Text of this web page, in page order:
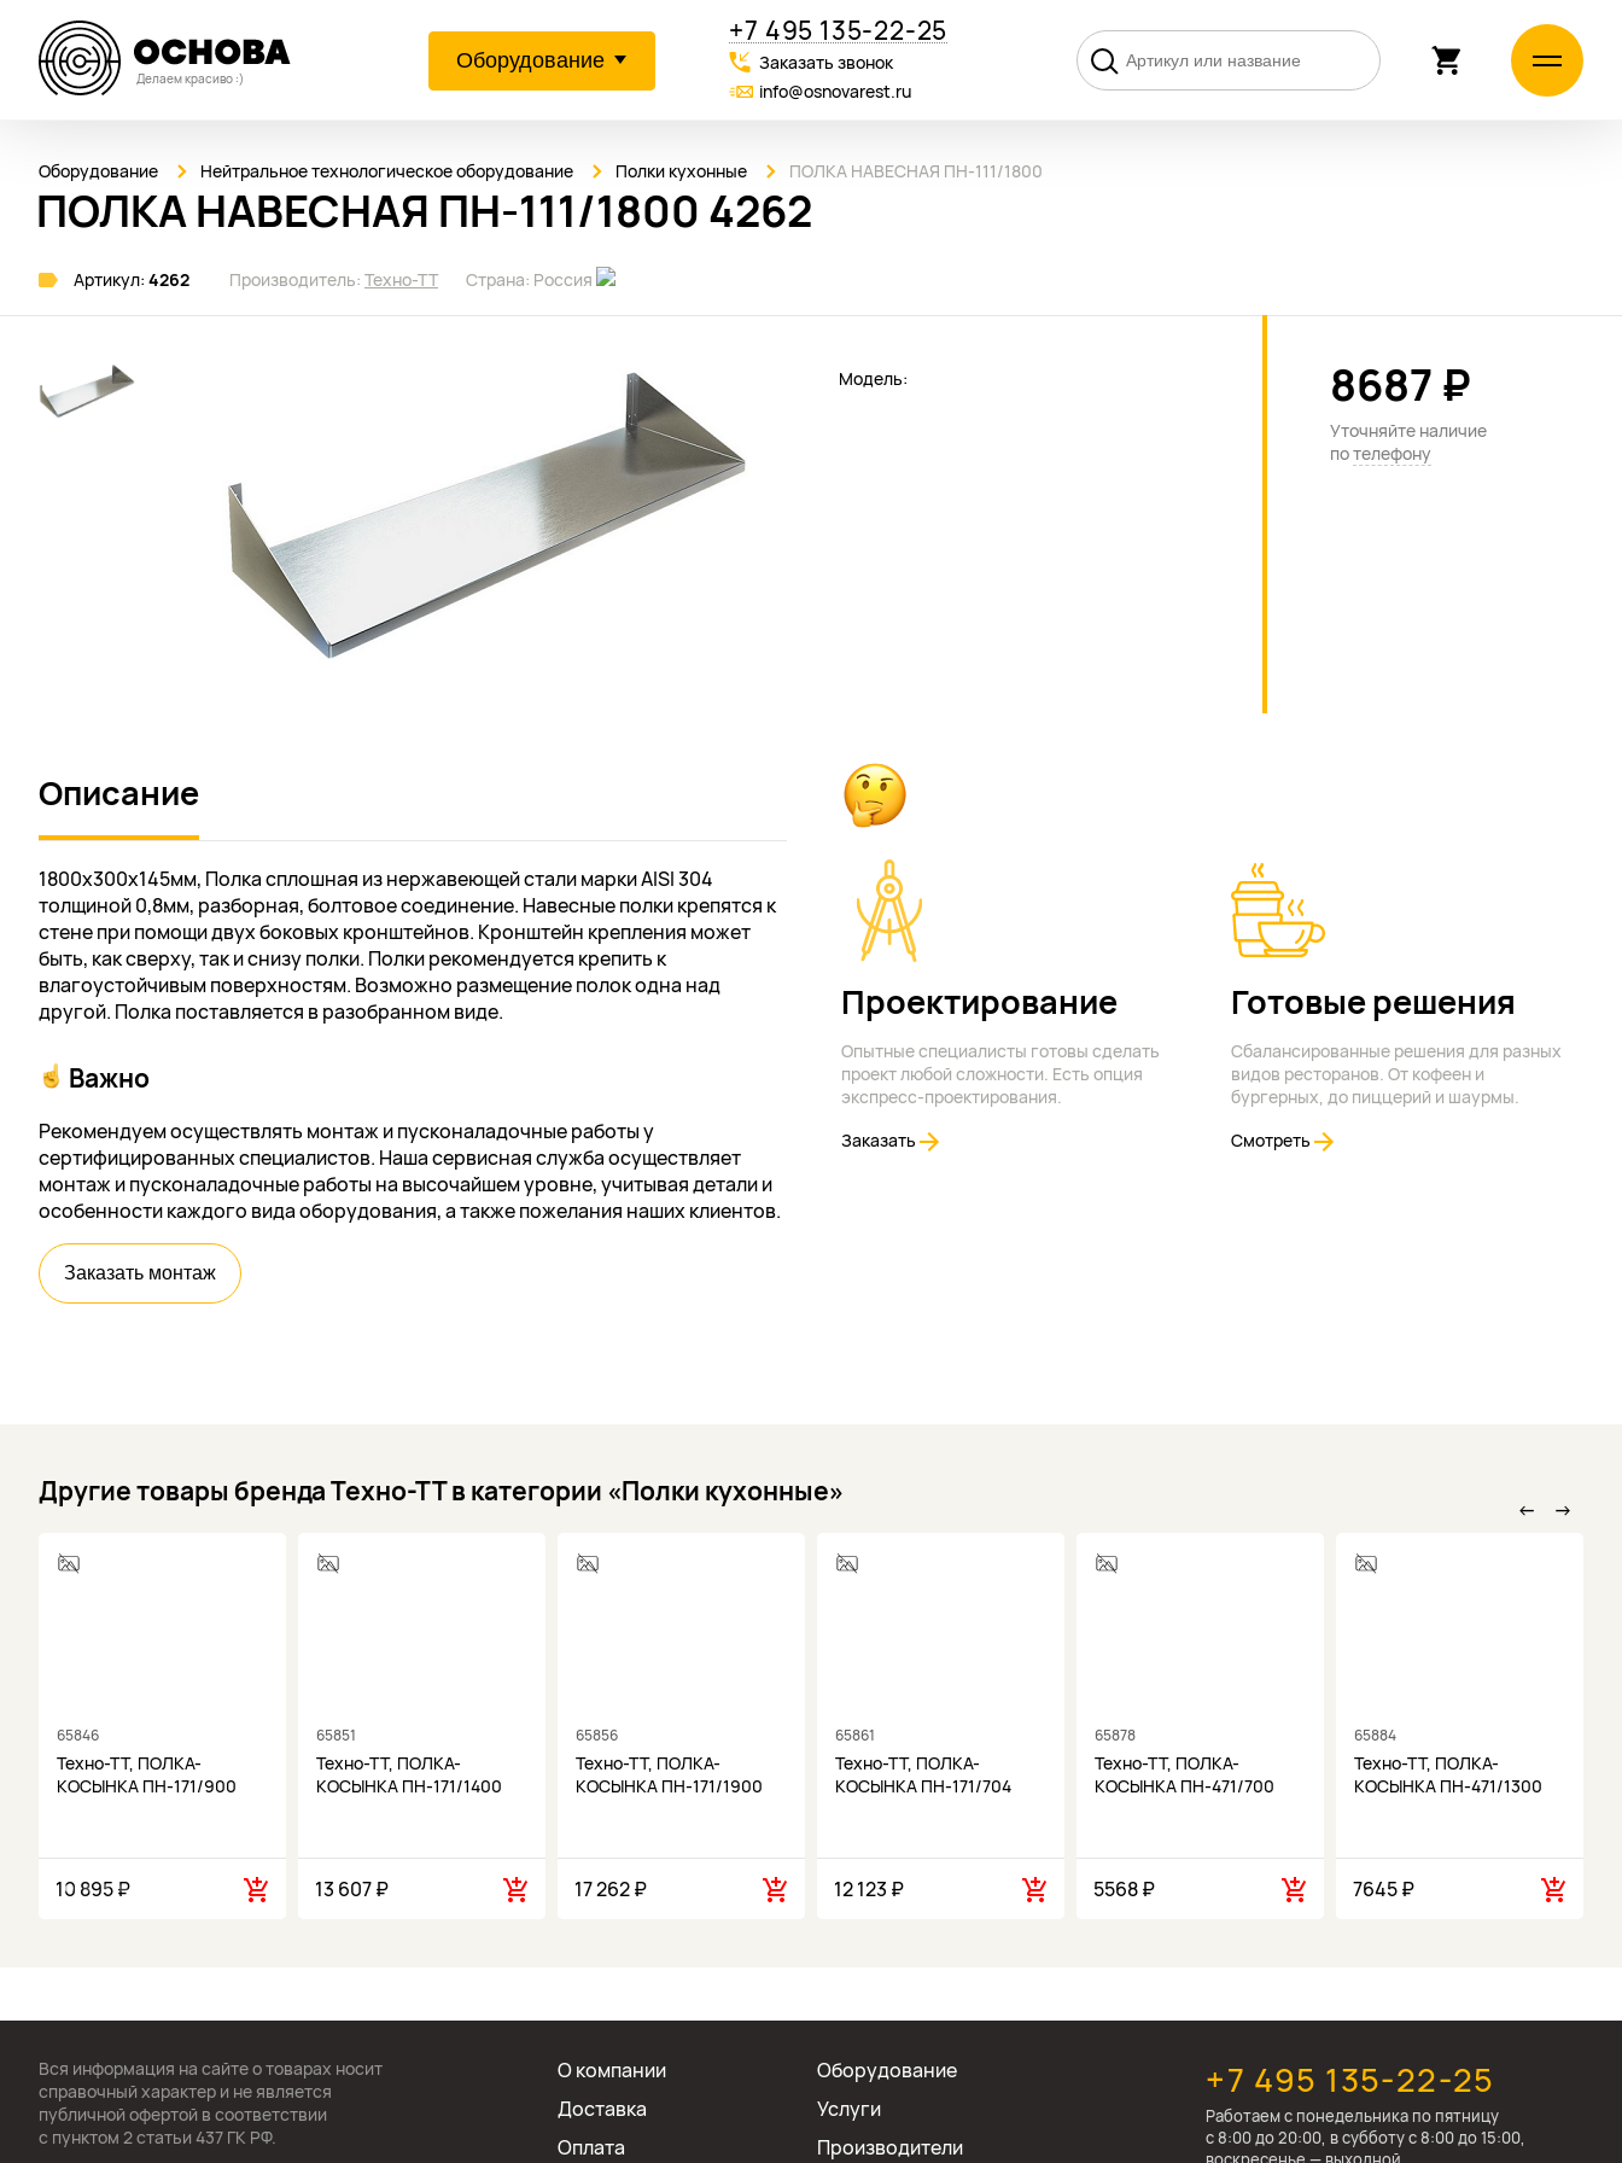
Делаем красиво :)
Оборудование
+7 495 135-22-25
Заказать звонок
info@osnovarest.ru
Оборудование Нейтральное технологическое оборудование Полки кухонные ПОЛКА НАВЕСНАЯ ПН-111/1800
ПОЛКА НАВЕСНАЯ ПН-111/1800 4262
Артикул: 4262 Производитель: Техно-ТТ Страна: Россия
Модель: 8687 ₽
Уточняйте наличие
потелефону
Описание
1800х300х145мм, Полка сплошная из нержавеющей стали марки AISI 304
толщиной 0,8мм, разборная, болтовое соединение. Навесные полки крепятся к
стене при помощи двух боковых кронштейнов. Кронштейн крепления может
быть, как сверху, так и снизу полки. Полки рекомендуется крепить к
влагоустойчивым поверхностям. Возможно размещение полок одна над
другой. Полка поставляется в разобранном виде.
Важно
Рекомендуем осуществлять монтаж и пусконаладочные работы у
сертифицированных специалистов. Наша сервисная служба осуществляет
монтаж и пусконаладочные работы на высочайшем уровне, учитывая детали и
особенности каждого вида оборудования, а также пожелания наших клиентов.
Заказать монтаж
Проектирование
Опытные специалисты готовы сделать
проект любой сложности. Есть опция
экспресс-проектирования.
Заказать
Готовые решения
Сбалансированные решения для разных
видов ресторанов. От кофеен и
бургерных, до пиццерий и шаурмы.
Смотреть
Другие товары бренда Техно-ТТ в категории «Полки кухонные»
←
65846
Техно-ТТ, ПОЛКА-
КОСЫНКА ПН-171/900
10 895 ₽
65851
Техно-ТТ, ПОЛКА-
КОСЫНКА ПН-171/1400
13 607 ₽
65856
Техно-ТТ, ПОЛКА-
КОСЫНКА ПН-171/1900
17 262 ₽
65861
Техно-ТТ, ПОЛКА-
КОСЫНКА ПН-171/704
12 123 ₽
65878
Техно-ТТ, ПОЛКА-
КОСЫНКА ПН-471/700
5568 ₽
65884
Техно-ТТ, ПОЛКА-
КОСЫНКА ПН-471/1300
7645 ₽
→
Вся информация на сайте о товарах носит
справочный характер и не является
публичной офертой в соответствии
с пунктом 2 статьи 437 ГК РФ.
О компании
Доставка
Оплата
Оборудование
Услуги
Производители
+7 495 135-22-25
Работаем c понедельника по пятницу
с 8:00 до 20:00, в субботу с 8:00 до 15:00,